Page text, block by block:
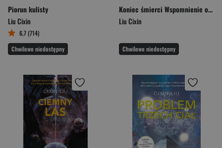
Piorun kulisty
Liu Cixin
6,7 (714)
Chwilowo niedostępny
Koniec śmierci Wspomnienie o przeszłości Ziemi 3
Liu Cixin
Chwilowo niedostępny